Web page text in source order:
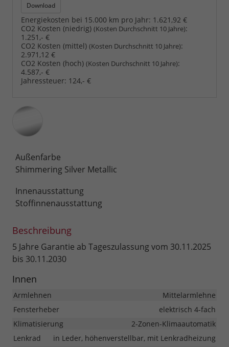
Download
Energiekosten bei 15.000 km pro Jahr: 1.621,92 €
CO2 Kosten (niedrig) (Kosten Durchschnitt 10 Jahre):
1.251,- €
CO2 Kosten (mittel) (Kosten Durchschnitt 10 Jahre):
2.971,12 €
CO2 Kosten (hoch) (Kosten Durchschnitt 10 Jahre):
4.587,- €
Jahressteuer: 124,- €
Außenfarbe
Shimmering Silver Metallic
Innenausstattung
Stoffinnenausstattung
Beschreibung
5 Jahre Garantie ab Tageszulassung vom 30.11.2025
bis 30.11.2030
Innen
Armlehnen
Mittelarmlehne
Fensterheber
elektrisch 4-fach
Klimatisierung
2-Zonen-Klimaautomatik
Lenkrad
in Leder, höhenverstellbar, mit Lenkradheizung